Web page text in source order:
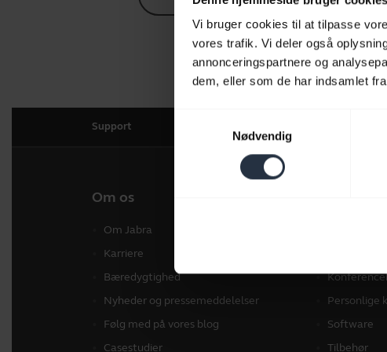
Vi bruger cookies til at tilpasse
vores trafik. Vi deler også
annonceringspartnere og
dem, eller som de har indsamlet
Nødvendig
Support
Om os
Om Jabra
Karriere
Bæredygtighed
Nyheder og pressemeddelelser
Følg med på vores blog
Casestudier
Personlige
Software
Tilbehør